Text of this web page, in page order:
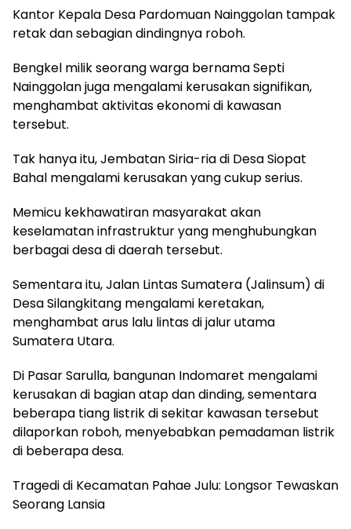
Kantor Kepala Desa Pardomuan Nainggolan tampak
retak dan sebagian dindingnya roboh.
Bengkel milik seorang warga bernama Septi
Nainggolan juga mengalami kerusakan signifikan,
menghambat aktivitas ekonomi di kawasan
tersebut.
Tak hanya itu, Jembatan Siria-ria di Desa Siopat
Bahal mengalami kerusakan yang cukup serius.
Memicu kekhawatiran masyarakat akan
keselamatan infrastruktur yang menghubungkan
berbagai desa di daerah tersebut.
Sementara itu, Jalan Lintas Sumatera (Jalinsum) di
Desa Silangkitang mengalami keretakan,
menghambat arus lalu lintas di jalur utama
Sumatera Utara.
Di Pasar Sarulla, bangunan Indomaret mengalami
kerusakan di bagian atap dan dinding, sementara
beberapa tiang listrik di sekitar kawasan tersebut
dilaporkan roboh, menyebabkan pemadaman listrik
di beberapa desa.
Tragedi di Kecamatan Pahae Julu: Longsor Tewaskan
Seorang Lansia